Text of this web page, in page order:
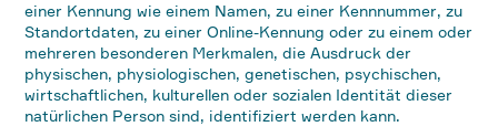
einer Kennung wie einem Namen, zu einer Kennnummer, zu
Standortdaten, zu einer Online-Kennung oder zu einem oder
mehreren besonderen Merkmalen, die Ausdruck der
physischen, physiologischen, genetischen, psychischen,
wirtschaftlichen, kulturellen oder sozialen Identität dieser
natürlichen Person sind, identifiziert werden kann.